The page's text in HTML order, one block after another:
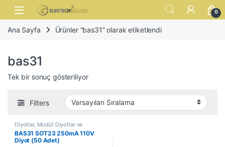
Skip to navigation
Skip to content
Open 0
Ana Sayfa Ürünler “bas31” olarak etiketlendi
bas31
Tek bir sonuç gösteriliyor
Filters
Diyotlar, Modül Diyotlar ve
Doğrultucular, Genel Amaçlı
Diyotlar
BAS31 SOT23 250mA 110V
Diyot (50 Adet)